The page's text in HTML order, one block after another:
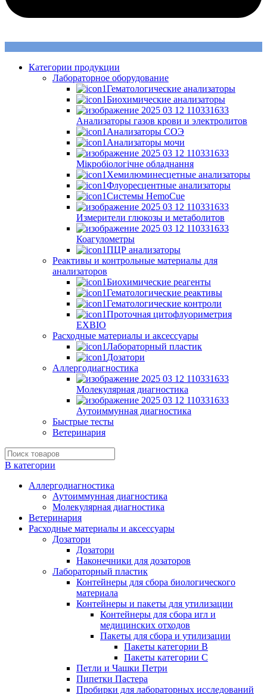
Категории продукции
Лабораторное оборудование
Гематологические анализаторы
Биохимические анализаторы
Анализаторы газов крови и электролитов
Анализаторы СОЭ
Анализаторы мочи
Мікробіологічне обладнання
Хемилюминесцетные анализаторы
Флуоресцентные анализаторы
Системы HemoCue
Измерители глюкозы и метаболитов
Коагулометры
ПЦР анализаторы
Реактивы и контрольные материалы для
анализаторов
Биохимические реагенты
Гематологические реактивы
Гематологические контроли
Проточная цитофлуориметрия
EXBIO
Расходные материалы и аксессуары
Лабораторный пластик
Дозатори
Аллергодиагностика
Молекулярная диагностика
Аутоиммунная диагностика
Быстрые тесты
Ветеринария
В категории
Аллергодиагностика
Аутоиммунная диагностика
Молекулярная диагностика
Ветеринария
Расходные материалы и аксессуары
Дозатори
Дозатори
Наконечники для дозаторов
Лабораторный пластик
Контейнеры для сбора биологического
материала
Контейнеры и пакеты для утилизации
Контейнеры для сбора игл и
медицинских отходов
Пакеты для сбора и утилизации
Пакеты категории B
Пакеты категории C
Петли и Чашки Петри
Пипетки Пастера
Пробирки для лабораторных исследований